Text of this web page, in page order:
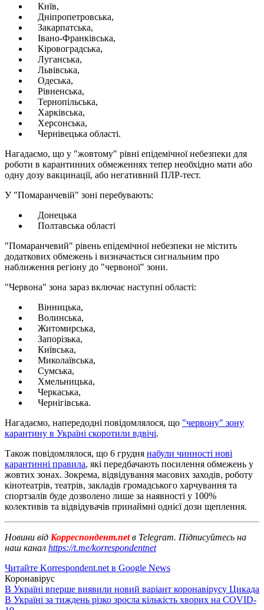
Київ,
Дніпропетровська,
Закарпатська,
Івано-Франківська,
Кіровоградська,
Луганська,
Львівська,
Одеська,
Рівненська,
Тернопільська,
Харківська,
Херсонська,
Чернівецька області.
Нагадаємо, що у "жовтому" рівні епідемічної небезпеки для
роботи в карантинних обмеженнях тепер необхідно мати або
одну дозу вакцинації, або негативний ПЛР-тест.
У "Помаранчевій" зоні перебувають:
Донецька
Полтавська області
"Помаранчевий" рівень епідемічної небезпеки не містить
додаткових обмежень і визначається сигнальним про
наближення регіону до "червоної" зони.
"Червона" зона зараз включає наступні області:
Вінницька,
Волинська,
Житомирська,
Запорізька,
Київська,
Миколаївська,
Сумська,
Хмельницька,
Черкаська,
Чернігівська.
Нагадаємо, напередодні повідомлялося, що "червону" зону
карантину в Україні скоротили вдвічі.
Також повідомлялося, що 6 грудня набули чинності нові
карантинні правила, які передбачають посилення обмежень у
жовтих зонах. Зокрема, відвідування масових заходів, роботу
кінотеатрів, театрів, закладів громадського харчування та
спортзалів буде дозволено лише за наявності у 100%
колективів та відвідувачів принаймні однієї дози щеплення.
Новини від Корреспондент.netв Telegram. Підписуйтесь на
наш канал https://t.me/korrespondentnet
Читайте Korrespondent.net в Google News
Коронавірус
В Україні вперше виявили новий варіант коронавірусу Цикада
В Україні за тиждень різко зросла кількість хворих на COVID-